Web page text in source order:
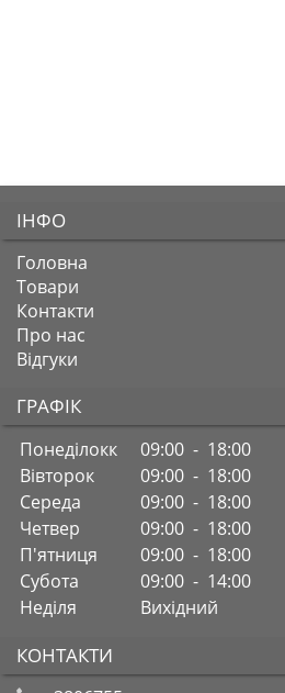
ІНФО
Головна
Товари
Контакти
Про нас
Відгуки
ГРАФІК
Понеділокк
09:00 - 18:00
Вівторок
09:00 - 18:00
Середа
09:00 - 18:00
Четвер
09:00 - 18:00
П'ятниця
09:00 - 18:00
Субота
09:00 - 14:00
Неділя
Вихідний
КОНТАКТИ